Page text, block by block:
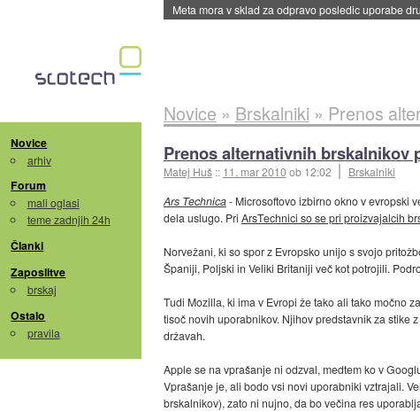
Meta mora v sklad za odpravo posledic uporabe
Novice
arhiv
Forum
mali oglasi
teme zadnjih 24h
Članki
Zaposlitve
brskaj
Ostalo
pravila
Novice » Brskalniki » Prenos
Prenos alternativnih brskalnikov
Matej Huš :: 11. mar 2010ob 12:02
Brskalniki
Ars Technica- Microsoftovo izbirno okno v evropski
dela uslugo. Pri ArsTechnici so se pri proizvajalcih
Norvežani, ki so spor z Evropsko unijo s svojo
Španiji, Poljski in Veliki Britaniji več kot potrojili.
Tudi Mozilla, ki ima v Evropi že tako ali tako močno
tisoč novih uporabnikov. Njihov predstavnik za stike
državah.
Apple se na vprašanje ni odzval, medtem ko v
Vprašanje je, ali bodo vsi novi uporabniki vztrajali.
brskalnikov), zato ni nujno, da bo večina res